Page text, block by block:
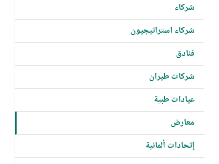
شركاء
شركاء استراتيجيون
فنادق
شركات طيران
عيادات طبية
معارض
إتحادات ألمانية